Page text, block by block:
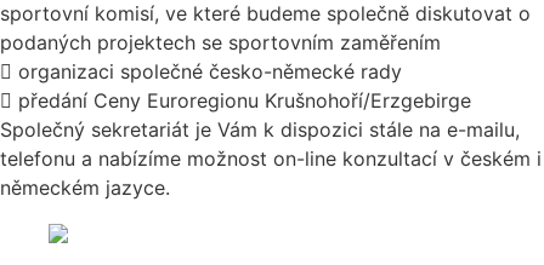
sportovní komisí, ve které budeme společně diskutovat o
podaných projektech se sportovním zaměřením
 organizaci společné česko-německé rady
 předání Ceny Euroregionu Krušnohoří/Erzgebirge
Společný sekretariát je Vám k dispozici stále na e-mailu,
telefonu a nabízíme možnost on-line konzultací v českém i
německém jazyce.